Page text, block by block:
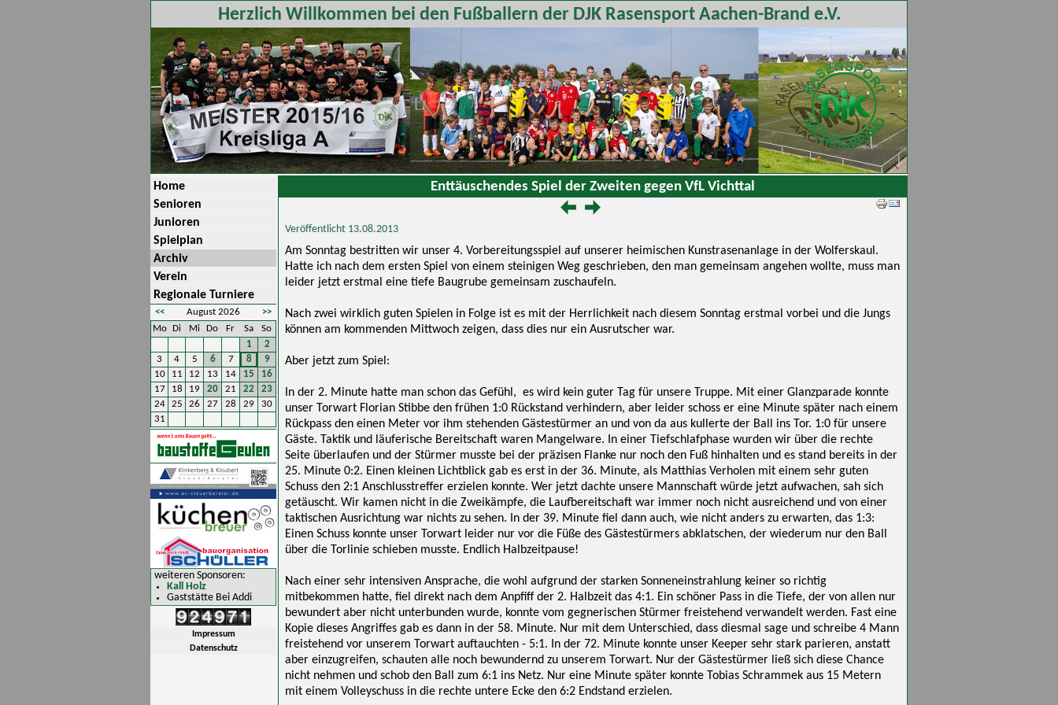
Herzlich Willkommen bei den Fußballern der DJK Rasensport Aachen-Brand e.V.
Home
Senioren
Junioren
Spielplan
Archiv
Verein
Regionale Turniere
<< >>
August 2026
Mo Di Mi Do Fr Sa
So
1
2
3
4 5 6 7 8
9
10
11 12 13 14 15
16
17
18 19 20 21 22
23
24
25 26 27 28 29
30
31
weiteren Sponsoren:
Kall Holz
Gaststätte Bei Addi
Impressum
Datenschutz
Enttäuschendes Spiel der Zweiten gegen VfL Vichttal
Veröffentlicht 13.08.2013
Am Sonntag bestritten wir unser 4. Vorbereitungsspiel auf unserer heimischen Kunstrasenanlage in der Wolferskaul.
Hatte ich nach dem ersten Spiel von einem steinigen Weg geschrieben, den man gemeinsam angehen wollte, muss man
leider jetzt erstmal eine tiefe Baugrube gemeinsam zuschaufeln.
Nach zwei wirklich guten Spielen in Folge ist es mit der Herrlichkeit nach diesem Sonntag erstmal vorbei und die Jungs
können am kommenden Mittwoch zeigen, dass dies nur ein Ausrutscher war.
Aber jetzt zum Spiel:
In der 2. Minute hatte man schon das Gefühl, es wird kein guter Tag für unsere Truppe. Mit einer Glanzparade konnte
unser Torwart Florian Stibbe den frühen 1:0 Rückstand verhindern, aber leider schoss er eine Minute später nach einem
Rückpass den einen Meter vor ihm stehenden Gästestürmer an und von da aus kullerte der Ball ins Tor. 1:0 für unsere
Gäste. Taktik und läuferische Bereitschaft waren Mangelware. In einer Tiefschlafphase wurden wir über die rechte
Seite überlaufen und der Stürmer musste bei der präzisen Flanke nur noch den Fuß hinhalten und es stand bereits in der
25. Minute 0:2. Einen kleinen Lichtblick gab es erst in der 36. Minute, als Matthias Verholen mit einem sehr guten
Schuss den 2:1 Anschlusstreffer erzielen konnte. Wer jetzt dachte unsere Mannschaft würde jetzt aufwachen, sah sich
getäuscht. Wir kamen nicht in die Zweikämpfe, die Laufbereitschaft war immer noch nicht ausreichend und von einer
taktischen Ausrichtung war nichts zu sehen. In der 39. Minute fiel dann auch, wie nicht anders zu erwarten, das 1:3:
Einen Schuss konnte unser Torwart leider nur vor die Füße des Gästestürmers abklatschen, der wiederum nur den Ball
über die Torlinie schieben musste. Endlich Halbzeitpause!
Nach einer sehr intensiven Ansprache, die wohl aufgrund der starken Sonneneinstrahlung keiner so richtig
mitbekommen hatte, fiel direkt nach dem Anpfiff der 2. Halbzeit das 4:1. Ein schöner Pass in die Tiefe, der von allen nur
bewundert aber nicht unterbunden wurde, konnte vom gegnerischen Stürmer freistehend verwandelt werden. Fast eine
Kopie dieses Angriffes gab es dann in der 58. Minute. Nur mit dem Unterschied, dass diesmal sage und schreibe 4 Mann
freistehend vor unserem Torwart auftauchten - 5:1. In der 72. Minute konnte unser Keeper sehr stark parieren, anstatt
aber einzugreifen, schauten alle noch bewundernd zu unserem Torwart. Nur der Gästestürmer ließ sich diese Chance
nicht nehmen und schob den Ball zum 6:1 ins Netz. Nur eine Minute später konnte Tobias Schrammek aus 15 Metern
mit einem Volleyschuss in die rechte untere Ecke den 6:2 Endstand erzielen.